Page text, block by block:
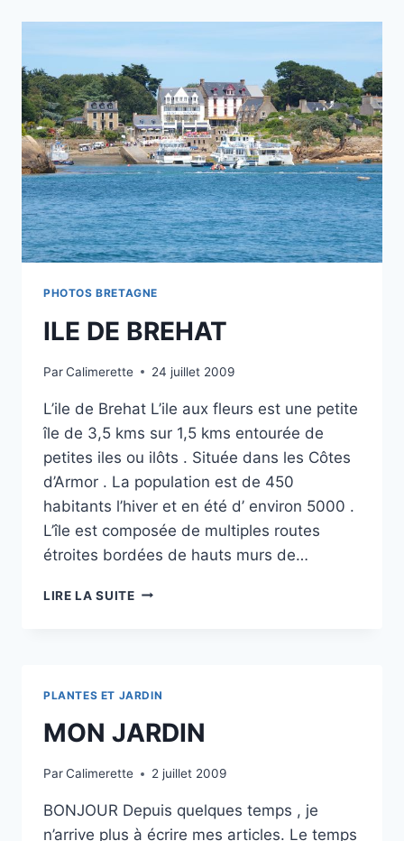
PHOTOS BRETAGNE
ILE DE BREHAT
ParCalimerette 24 juillet 2009
L’ile de Brehat L’ile aux fleurs est une petite
île de 3,5 kms sur 1,5 kms entourée de
petites iles ou ilôts . Située dans les Côtes
d’Armor . La population est de 450
habitants l’hiver et en été d’ environ 5000 .
L’île est composée de multiples routes
étroites bordées de hauts murs de…
LIRE LA SUITEILE
PLANTES ET JARDIN
MON JARDIN
ParCalimerette 2 juillet 2009
BONJOUR Depuis quelques temps , je
n’arrive plus à écrire mes articles. Le temps